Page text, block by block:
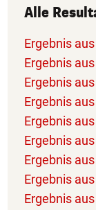
Alle
Ergebnis
Ergebnis
Ergebnis
Ergebnis
Ergebnis
Ergebnis
Ergebnis
Ergebnis
Ergebnis